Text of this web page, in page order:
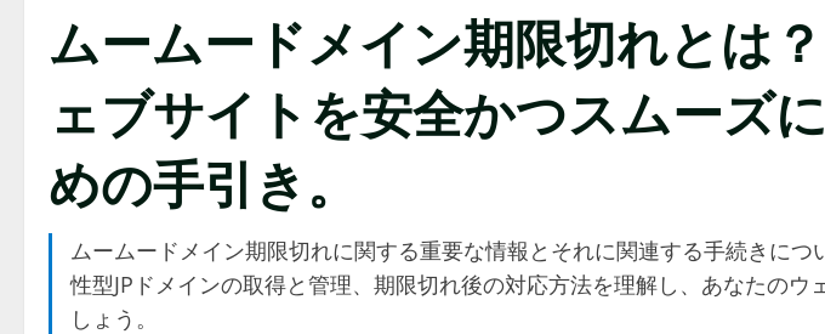
ムームードメイン期限切れとは
ェブサイトを安全かつスムーズ
めの手引き。
ムームードメイン期限切れに関する重要な情報とそれに関連する手続きにつ
性型JPドメインの取得と管理、期限切れ後の対応方法を理解し、あなたのウ
しょう。